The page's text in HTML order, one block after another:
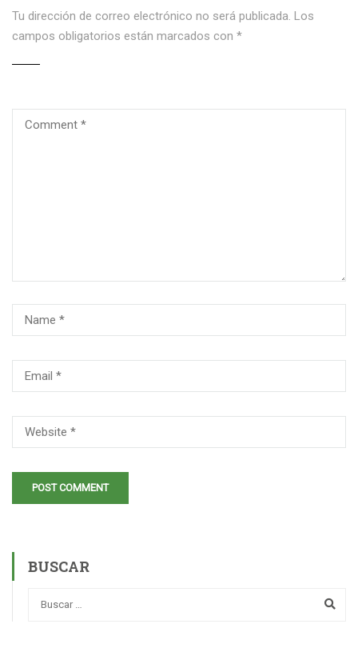
Tu dirección de correo electrónico no será publicada. Los
campos obligatorios están marcados con *
BUSCAR